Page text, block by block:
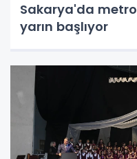
Sakarya'da
yarın başlıyor